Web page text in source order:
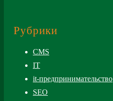
Рубрики
CMS
IT
it-предпринимательство
SEO